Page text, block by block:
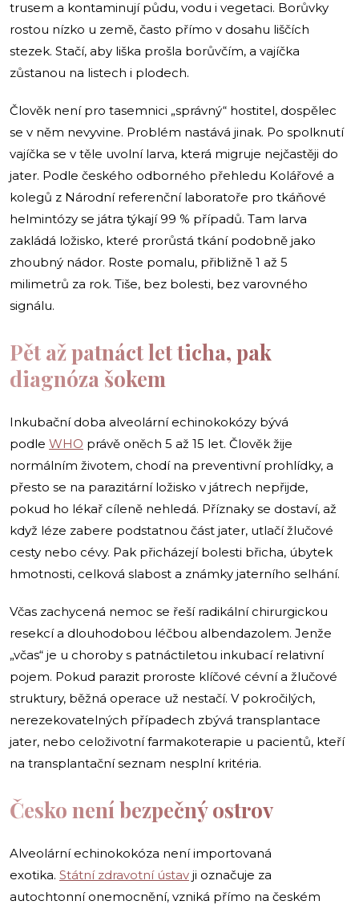
trusem a kontaminují půdu, vodu i vegetaci. Borůvky
rostou nízko u země, často přímo v dosahu liščích
stezek. Stačí, aby liška prošla borůvčím, a vajíčka
zůstanou na listech i plodech.
Člověk není pro tasemnici „správný“ hostitel, dospělec
se v něm nevyvine. Problém nastává jinak. Po spolknutí
vajíčka se v těle uvolní larva, která migruje nejčastěji do
jater. Podle českého odborného přehledu Kolářové a
kolegů z Národní referenční laboratoře pro tkáňové
helmintózy se játra týkají 99 % případů. Tam larva
zakládá ložisko, které prorůstá tkání podobně jako
zhoubný nádor. Roste pomalu, přibližně 1 až 5
milimetrů za rok. Tiše, bez bolesti, bez varovného
signálu.
Pět až patnáct let ticha, pak
diagnóza šokem
Inkubační doba alveolární echinokokózy bývá
podle WHO právě oněch 5 až 15 let. Člověk žije
normálním životem, chodí na preventivní prohlídky, a
přesto se na parazitární ložisko v játrech nepřijde,
pokud ho lékař cíleně nehledá. Příznaky se dostaví, až
když léze zabere podstatnou část jater, utlačí žlučové
cesty nebo cévy. Pak přicházejí bolesti břicha, úbytek
hmotnosti, celková slabost a známky jaterního selhání.
Včas zachycená nemoc se řeší radikální chirurgickou
resekcí a dlouhodobou léčbou albendazolem. Jenže
„včas“ je u choroby s patnáctiletou inkubací relativní
pojem. Pokud parazit proroste klíčové cévní a žlučové
struktury, běžná operace už nestačí. V pokročilých,
nerezekovatelných případech zbývá transplantace
jater, nebo celoživotní farmakoterapie u pacientů, kteří
na transplantační seznam nesplní kritéria.
Česko není bezpečný ostrov
Alveolární echinokokóza není importovaná
exotika. Státní zdravotní ústav ji označuje za
autochtonní onemocnění, vzniká přímo na českém